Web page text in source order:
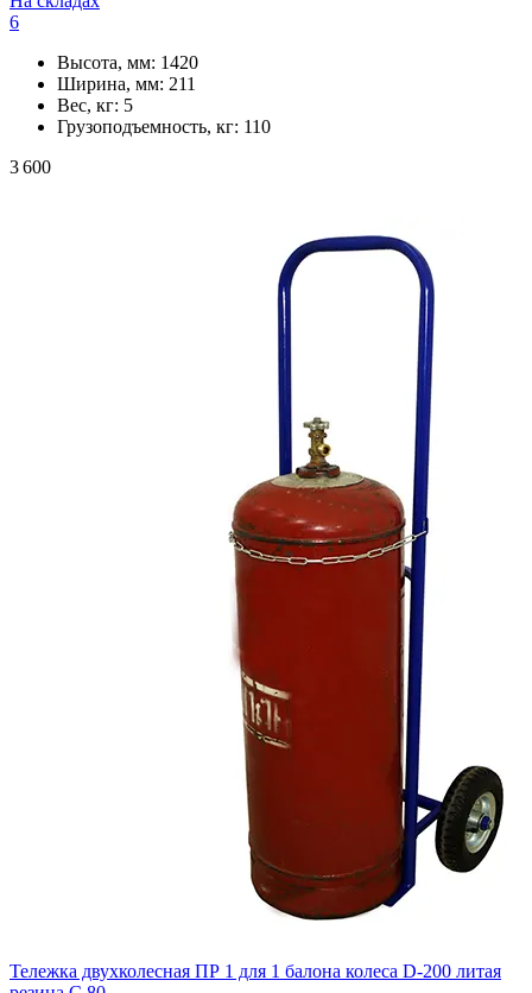
6
Высота, мм: 1420
Ширина, мм: 211
Вес, кг: 5
Грузоподъемность, кг: 110
3 600
Тележка двухколесная ПР 1 для 1 балона колеса D-200 литая